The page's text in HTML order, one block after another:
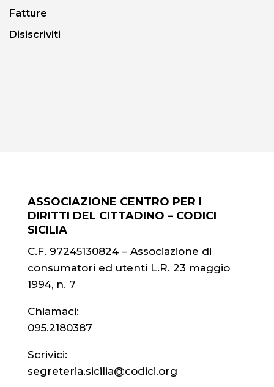
Fatture
Disiscriviti
ASSOCIAZIONE CENTRO PER I
DIRITTI DEL CITTADINO – CODICI
SICILIA
C.F. 97245130824 – Associazione di
consumatori ed utenti L.R. 23 maggio
1994, n. 7
Chiamaci:
095.2180387
Scrivici:
segreteria.sicilia@codici.org